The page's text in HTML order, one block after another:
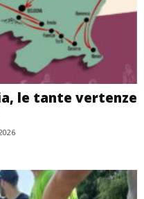
le tante vertenze